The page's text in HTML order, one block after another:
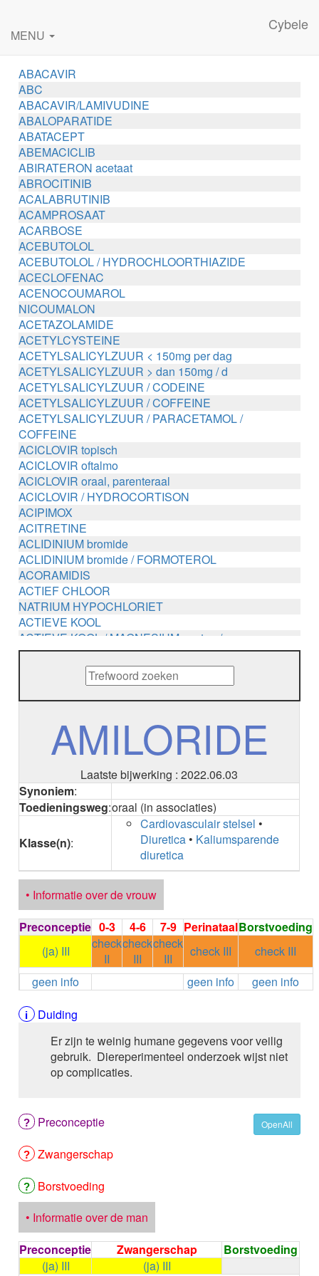
Cybele
MENU
ABACAVIR
ABC
ABACAVIR/LAMIVUDINE
ABALOPARATIDE
ABATACEPT
ABEMACICLIB
ABIRATERON acetaat
ABROCITINIB
ACALABRUTINIB
ACAMPROSAAT
ACARBOSE
ACEBUTOLOL
ACEBUTOLOL / HYDROCHLOORTHIAZIDE
ACECLOFENAC
ACENOCOUMAROL
NICOUMALON
ACETAZOLAMIDE
ACETYLCYSTEINE
ACETYLSALICYLZUUR < 150mg per dag
ACETYLSALICYLZUUR > dan 150mg / d
ACETYLSALICYLZUUR / CODEINE
ACETYLSALICYLZUUR / COFFEINE
ACETYLSALICYLZUUR / PARACETAMOL /
COFFEINE
ACICLOVIR topisch
ACICLOVIR oftalmo
ACICLOVIR oraal, parenteraal
ACICLOVIR / HYDROCORTISON
ACIPIMOX
ACITRETINE
ACLIDINIUM bromide
ACLIDINIUM bromide / FORMOTEROL
ACORAMIDIS
ACTIEF CHLOOR
NATRIUM HYPOCHLORIET
ACTIEVE KOOL
ACTIEVE KOOL / MAGNESIUM zouten /
METHENAMINE
ADALIMUMAB
ADAPALEEN
ADAPALEEN / BENZOYLPEROXIDE
ADENOSINE
AESCINE
AFLIBERCEPT parenteraal
AFLIBERCEPT intravitreaal
AGALSIDASE bèta
ALBIGLUTIDE
ALBUTREPENONACOG ALFA
Stollingsfactor IX; Factor IX
ALCOHOL
ETHANOL
ALECTINIB
ALEMTUZUMAB
ALENDRONAAT
ALENDRONAAT / VITAMINE D3 / CACO3
ALFENTANYL HCl
ALFUZOSINE
ALGELDRAAT
ALGINAAT Na / Na BICARBONAAT / CALCIUM
ALGINEZUUR
ALIROCUMAB
ALITRETINOINE
ALIZAPRIDE
ALLOPURINOL
ALMOTRIPTAN
ALOGLIPTINE benzoaat
AMILORIDE
Laatste bijwerking : 2022.06.03
Synoniem:
Toedieningsweg:oraal (in associaties)
Klasse(n):
Cardiovasculair stelsel •
Diuretica • Kaliumsparende
diuretica
• Informatie over de vrouw
Preconceptie 0-3 4-6 7-9 PerinataalBorstvoeding
(ja) III
check
II
check
III
check
III
check III
check III
geen info
geen info
geen info
Duiding
Er zijn te weinig humane gegevens voor veilig
gebruik. Diereperimenteel onderzoek wijst niet
op complicaties.
OpenAll
Preconceptie
Zwangerschap
Borstvoeding
• Informatie over de man
Preconceptie
Zwangerschap
Borstvoeding
(ja) III
(ja) III